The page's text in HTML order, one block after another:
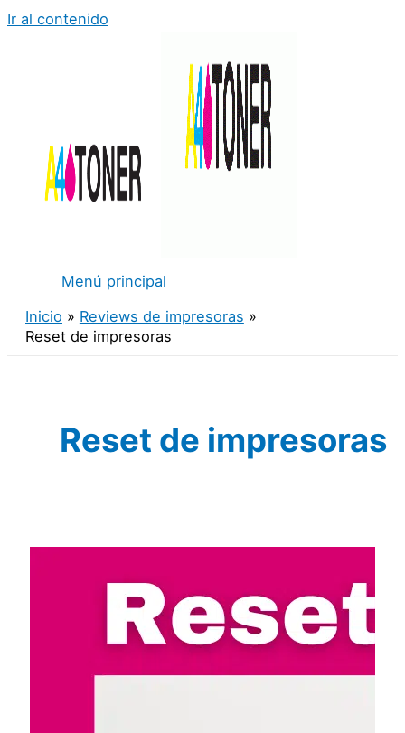
Ir al contenido
Menú principal
Inicio
Reviews de impresoras
Reset de impresoras
Reset de impresoras